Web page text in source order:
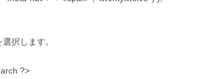
択します。
?>